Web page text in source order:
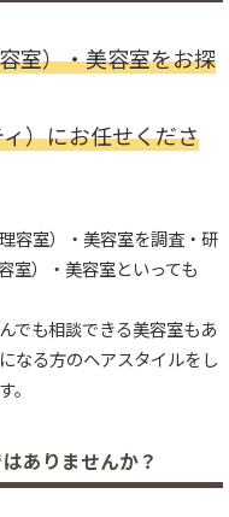
室）・美容室をお探
）にお任せくださ
容室）・美容室を調査・研
室）・美容室といっても
でも相談できる美容室もあ
なる方のヘアスタイルをし
。
ありませんか？